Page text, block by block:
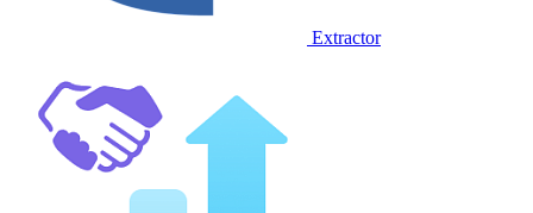
Extractor